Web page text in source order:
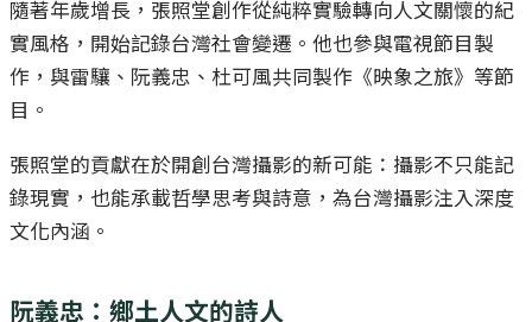
隨著年歲增長，張照堂創作從純粹實驗轉向人文關懷的紀
實風格，開始記錄台灣社會變遷。他也參與電視節目製
作，與雷驤、阮義忠、杜可風共同製作《映象之旅》等節
目。
張照堂的貢獻在於開創台灣攝影的新可能：攝影不只能記
錄現實，也能承載哲學思考與詩意，為台灣攝影注入深度
文化內涵。
阮義忠：鄉土人文的詩人